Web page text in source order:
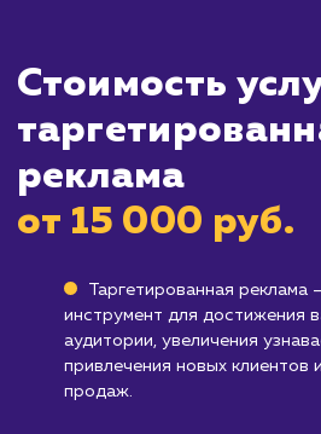
Бизнесам без
аудитории
вашим идеальным
таргетированной
Компаниям с
рекламу : Несмотря на
реклама может быть